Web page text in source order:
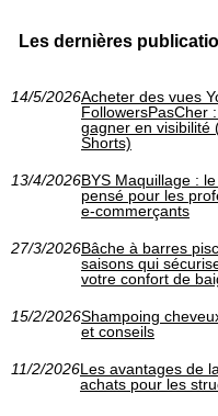
Les dernières
14/5/2026Acheter des vues
FollowersPasCher
gagner en visibilité
Shorts)
13/4/2026BYS Maquillage :
pensé pour les
e-commerçants
27/3/2026Bâche à barres
saisons qui
votre confort de
15/2/2026Shampoing
et conseils
11/2/2026Les avantages de
achats pour les